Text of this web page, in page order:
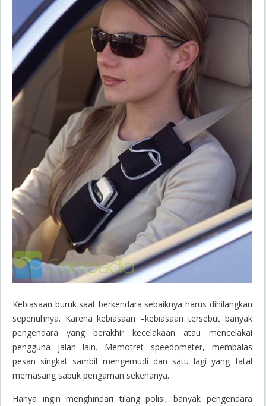
Kebiasaan buruk saat berkendara sebaiknya harus dihilangkan
sepenuhnya. Karena kebiasaan –kebiasaan tersebut banyak
pengendara yang berakhir kecelakaan atau mencelakai
pengguna jalan lain. Memotret speedometer, membalas
pesan singkat sambil mengemudi dan satu lagi yang fatal
memasang sabuk pengaman sekenanya.
Hanya ingin menghindari tilang polisi, banyak pengendara